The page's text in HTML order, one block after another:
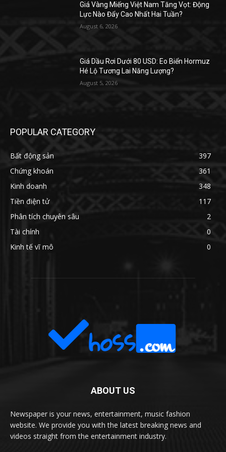
Giá Vàng Miếng Việt Nam Tăng Vọt: Động
Lực Nào Đẩy Cao Nhất Hai Tuần?
August 6, 2026
Giá Dầu Rơi Dưới 80 USD: Eo Biển Hormuz
Hé Lộ Tương Lai Năng Lượng?
August 5, 2026
POPULAR CATEGORY
Bất động sản
397
Chứng khoán
361
Kinh doanh
348
Tiền điện tử
117
Phân tích chuyên sâu
2
Tài chính
0
Kinh tế vĩ mô
0
ABOUT US
Newspaper is your news, entertainment, music fashion
website. We provide you with the latest breaking news and
videos straight from the entertainment industry.